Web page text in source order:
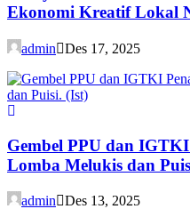
Ekonomi Kreatif Lokal
admin Des 17, 2025
Gembel PPU dan
Lomba Melukis dan
admin Des 13, 2025